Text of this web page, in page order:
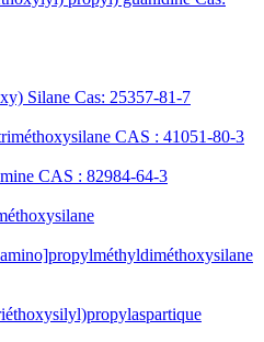
Silane Cas: 25357-81-7
CAS : 41051-80-3
CAS : 82984-64-3